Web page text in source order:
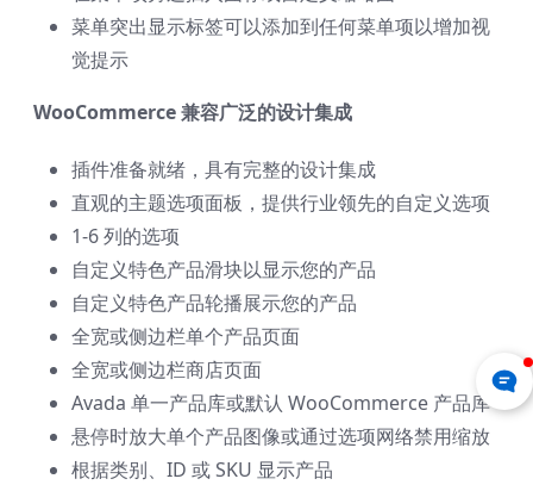
菜单突出显示标签可以添加到任何菜单项以增加视
觉提示
WooCommerce 兼容广泛的设计集成
插件准备就绪，具有完整的设计集成
直观的主题选项面板，提供行业领先的自定义选项
1-6 列的选项
自定义特色产品滑块以显示您的产品
自定义特色产品轮播展示您的产品
全宽或侧边栏单个产品页面
全宽或侧边栏商店页面
Avada 单一产品库或默认 WooCommerce 产品库
悬停时放大单个产品图像或通过选项网络禁用缩放
根据类别、ID 或 SKU 显示产品